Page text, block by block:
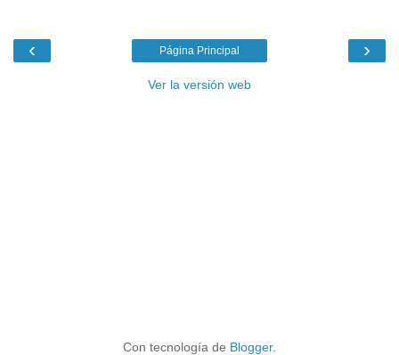
‹ ›
Página Principal
Ver la versión web
Con tecnología de Blogger.